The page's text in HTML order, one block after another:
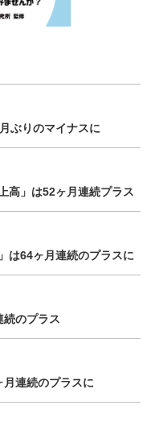
ぶりのマイナスに
高」は52ヶ月連続プラス
は64ヶ月連続のプラスに
続のプラス
連続のプラスに